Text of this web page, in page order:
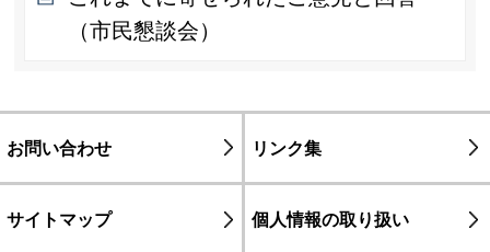
（市民懇談会）
お問い合わせ リンク集
サイトマップ 個人情報の取り扱い